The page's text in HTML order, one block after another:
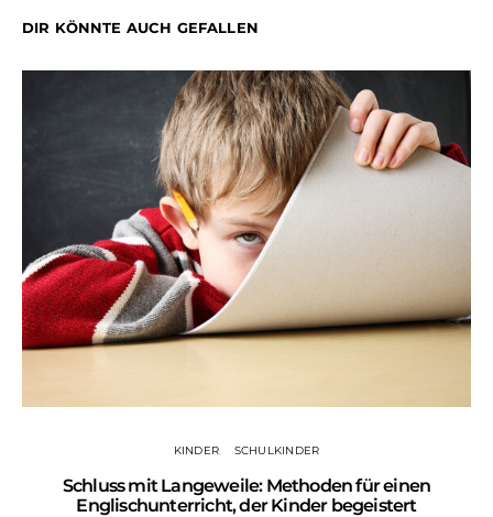
DIR KÖNNTE AUCH GEFALLEN
KINDER SCHULKINDER
Schluss mit Langeweile: Methoden für einen
Englischunterricht, der Kinder begeistert